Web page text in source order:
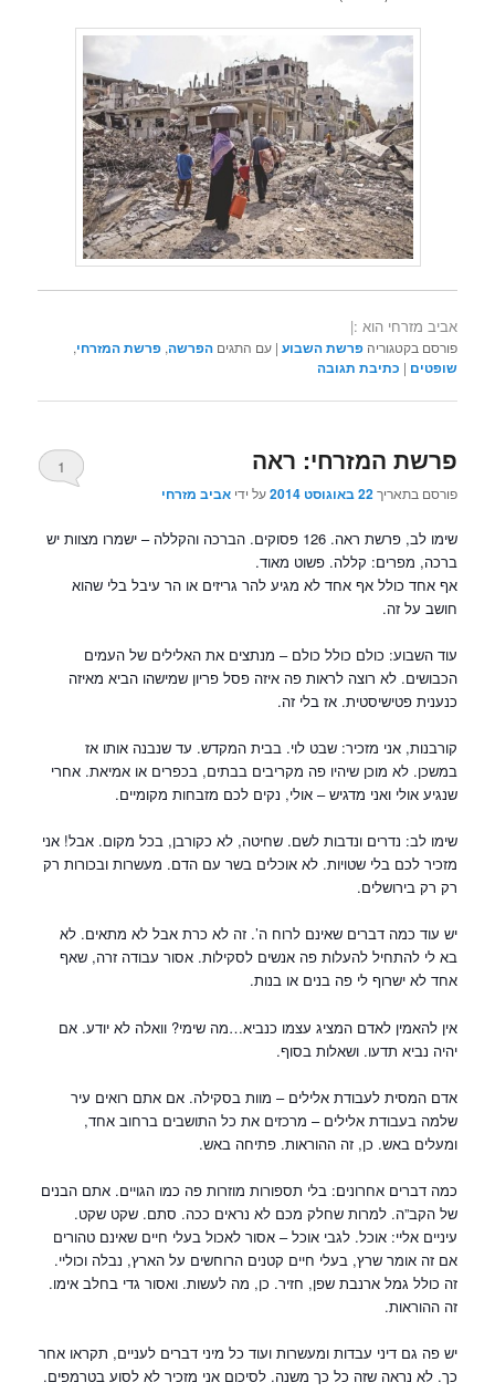
אביב מזרחי הוא :|
פורסם בקטגוריה פרשת השבוע |עם התגים הפרשה,פרשת המזרחי,
שופטים | כתיבת תגובה
פרשת המזרחי: ראה
פורסם בתאריך22 באוגוסט 2014 על ידיאביב מזרחי
1
שימו לב, פרשת ראה. 126 פסוקים. הברכה והקללה – ישמרו מצוות יש
ברכה, מפרים: קללה. פשוט מאוד.
אף אחד כולל אף אחד לא מגיע להר גריזים או הר עיבל בלי שהוא
חושב על זה.
עוד השבוע: כולם כולל כולם – מנתצים את האלילים של העמים
הכבושים. לא רוצה לראות פה איזה פסל פריון שמישהו הביא מאיזה
כנענית פטישיסטית. אז בלי זה.
קורבנות, אני מזכיר: שבט לוי. בבית המקדש. עד שנבנה אותו אז
במשכן. לא מוכן שיהיו פה מקריבים בבתים, בכפרים או אמיאת. אחרי
שנגיע אולי ואני מדגיש – אולי, נקים לכם מזבחות מקומיים.
שימו לב: נדרים ונדבות לשם. שחיטה, לא כקורבן, בכל מקום. אבל! אני
מזכיר לכם בלי שטויות. לא אוכלים בשר עם הדם. מעשרות ובכורות רק
רק רק בירושלים.
יש עוד כמה דברים שאינם לרוח ה’. זה לא כרת אבל לא מתאים. לא
בא לי להתחיל להעלות פה אנשים לסקילות. אסור עבודה זרה, שאף
אחד לא ישרוף לי פה בנים או בנות.
אין להאמין לאדם המציג עצמו כנביא…מה שימי? וואלה לא יודע. אם
יהיה נביא תדעו. ושאלות בסוף.
אדם המסית לעבודת אלילים – מוות בסקילה. אם אתם רואים עיר
שלמה בעבודת אלילים – מרכזים את כל התושבים ברחוב אחד,
ומעלים באש. כן, זה ההוראות. פתיחה באש.
כמה דברים אחרונים: בלי תספורות מוזרות פה כמו הגויים. אתם הבנים
של הקב”ה. למרות שחלק מכם לא נראים ככה. סתם. שקט שקט.
עיניים אליי: אוכל. לגבי אוכל – אסור לאכול בעלי חיים שאינם טהורים
אם זה אומר שרץ, בעלי חיים קטנים הרוחשים על הארץ, נבלה וכוליי.
זה כולל גמל ארנבת שפן, חזיר. כן, מה לעשות. ואסור גדי בחלב אימו.
זה ההוראות.
יש פה גם דיני עבדות ומעשרות ועוד כל מיני דברים לעניים, תקראו אחר
כך. לא נראה שזה כל כך משנה. לסיכום אני מזכיר לא לסוע בטרמפים.